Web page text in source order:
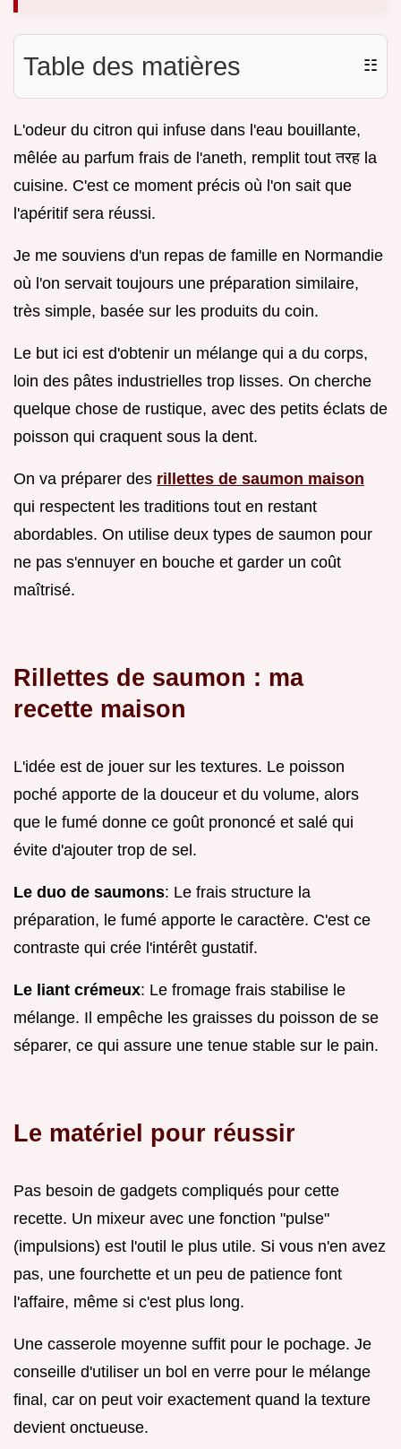
Table des matières ☷
L'odeur du citron qui infuse dans l'eau bouillante,
mêlée au parfum frais de l'aneth, remplit tout तरह la
cuisine. C'est ce moment précis où l'on sait que
l'apéritif sera réussi.
Je me souviens d'un repas de famille en Normandie
où l'on servait toujours une préparation similaire,
très simple, basée sur les produits du coin.
Le but ici est d'obtenir un mélange qui a du corps,
loin des pâtes industrielles trop lisses. On cherche
quelque chose de rustique, avec des petits éclats de
poisson qui craquent sous la dent.
On va préparer des rillettes de saumon maison
qui respectent les traditions tout en restant
abordables. On utilise deux types de saumon pour
ne pas s'ennuyer en bouche et garder un coût
maîtrisé.
Rillettes de saumon : ma
recette maison
L'idée est de jouer sur les textures. Le poisson
poché apporte de la douceur et du volume, alors
que le fumé donne ce goût prononcé et salé qui
évite d'ajouter trop de sel.
Le duo de saumons: Le frais structure la
préparation, le fumé apporte le caractère. C'est ce
contraste qui crée l'intérêt gustatif.
Le liant crémeux: Le fromage frais stabilise le
mélange. Il empêche les graisses du poisson de se
séparer, ce qui assure une tenue stable sur le pain.
Le matériel pour réussir
Pas besoin de gadgets compliqués pour cette
recette. Un mixeur avec une fonction "pulse"
(impulsions) est l'outil le plus utile. Si vous n'en avez
pas, une fourchette et un peu de patience font
l'affaire, même si c'est plus long.
Une casserole moyenne suffit pour le pochage. Je
conseille d'utiliser un bol en verre pour le mélange
final, car on peut voir exactement quand la texture
devient onctueuse.